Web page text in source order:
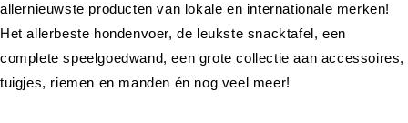
allernieuwste producten van lokale en internationale merken!
Het allerbeste hondenvoer, de leukste snacktafel, een
complete speelgoedwand, een grote collectie aan accessoires,
tuigjes, riemen en manden én nog veel meer!